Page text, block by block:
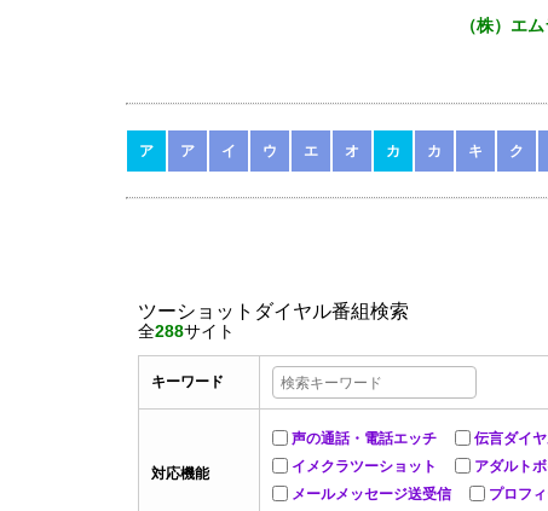
（株）エ
ア ア イ ウ エ オ カ カ キ ク
ツーショットダイヤル番組検索
全288サイト
キーワード
対応機能
声の通話・電話エッチ 伝言ダイ
イメクラツーショット
アダルト
メールメッセージ送受信
プロフ